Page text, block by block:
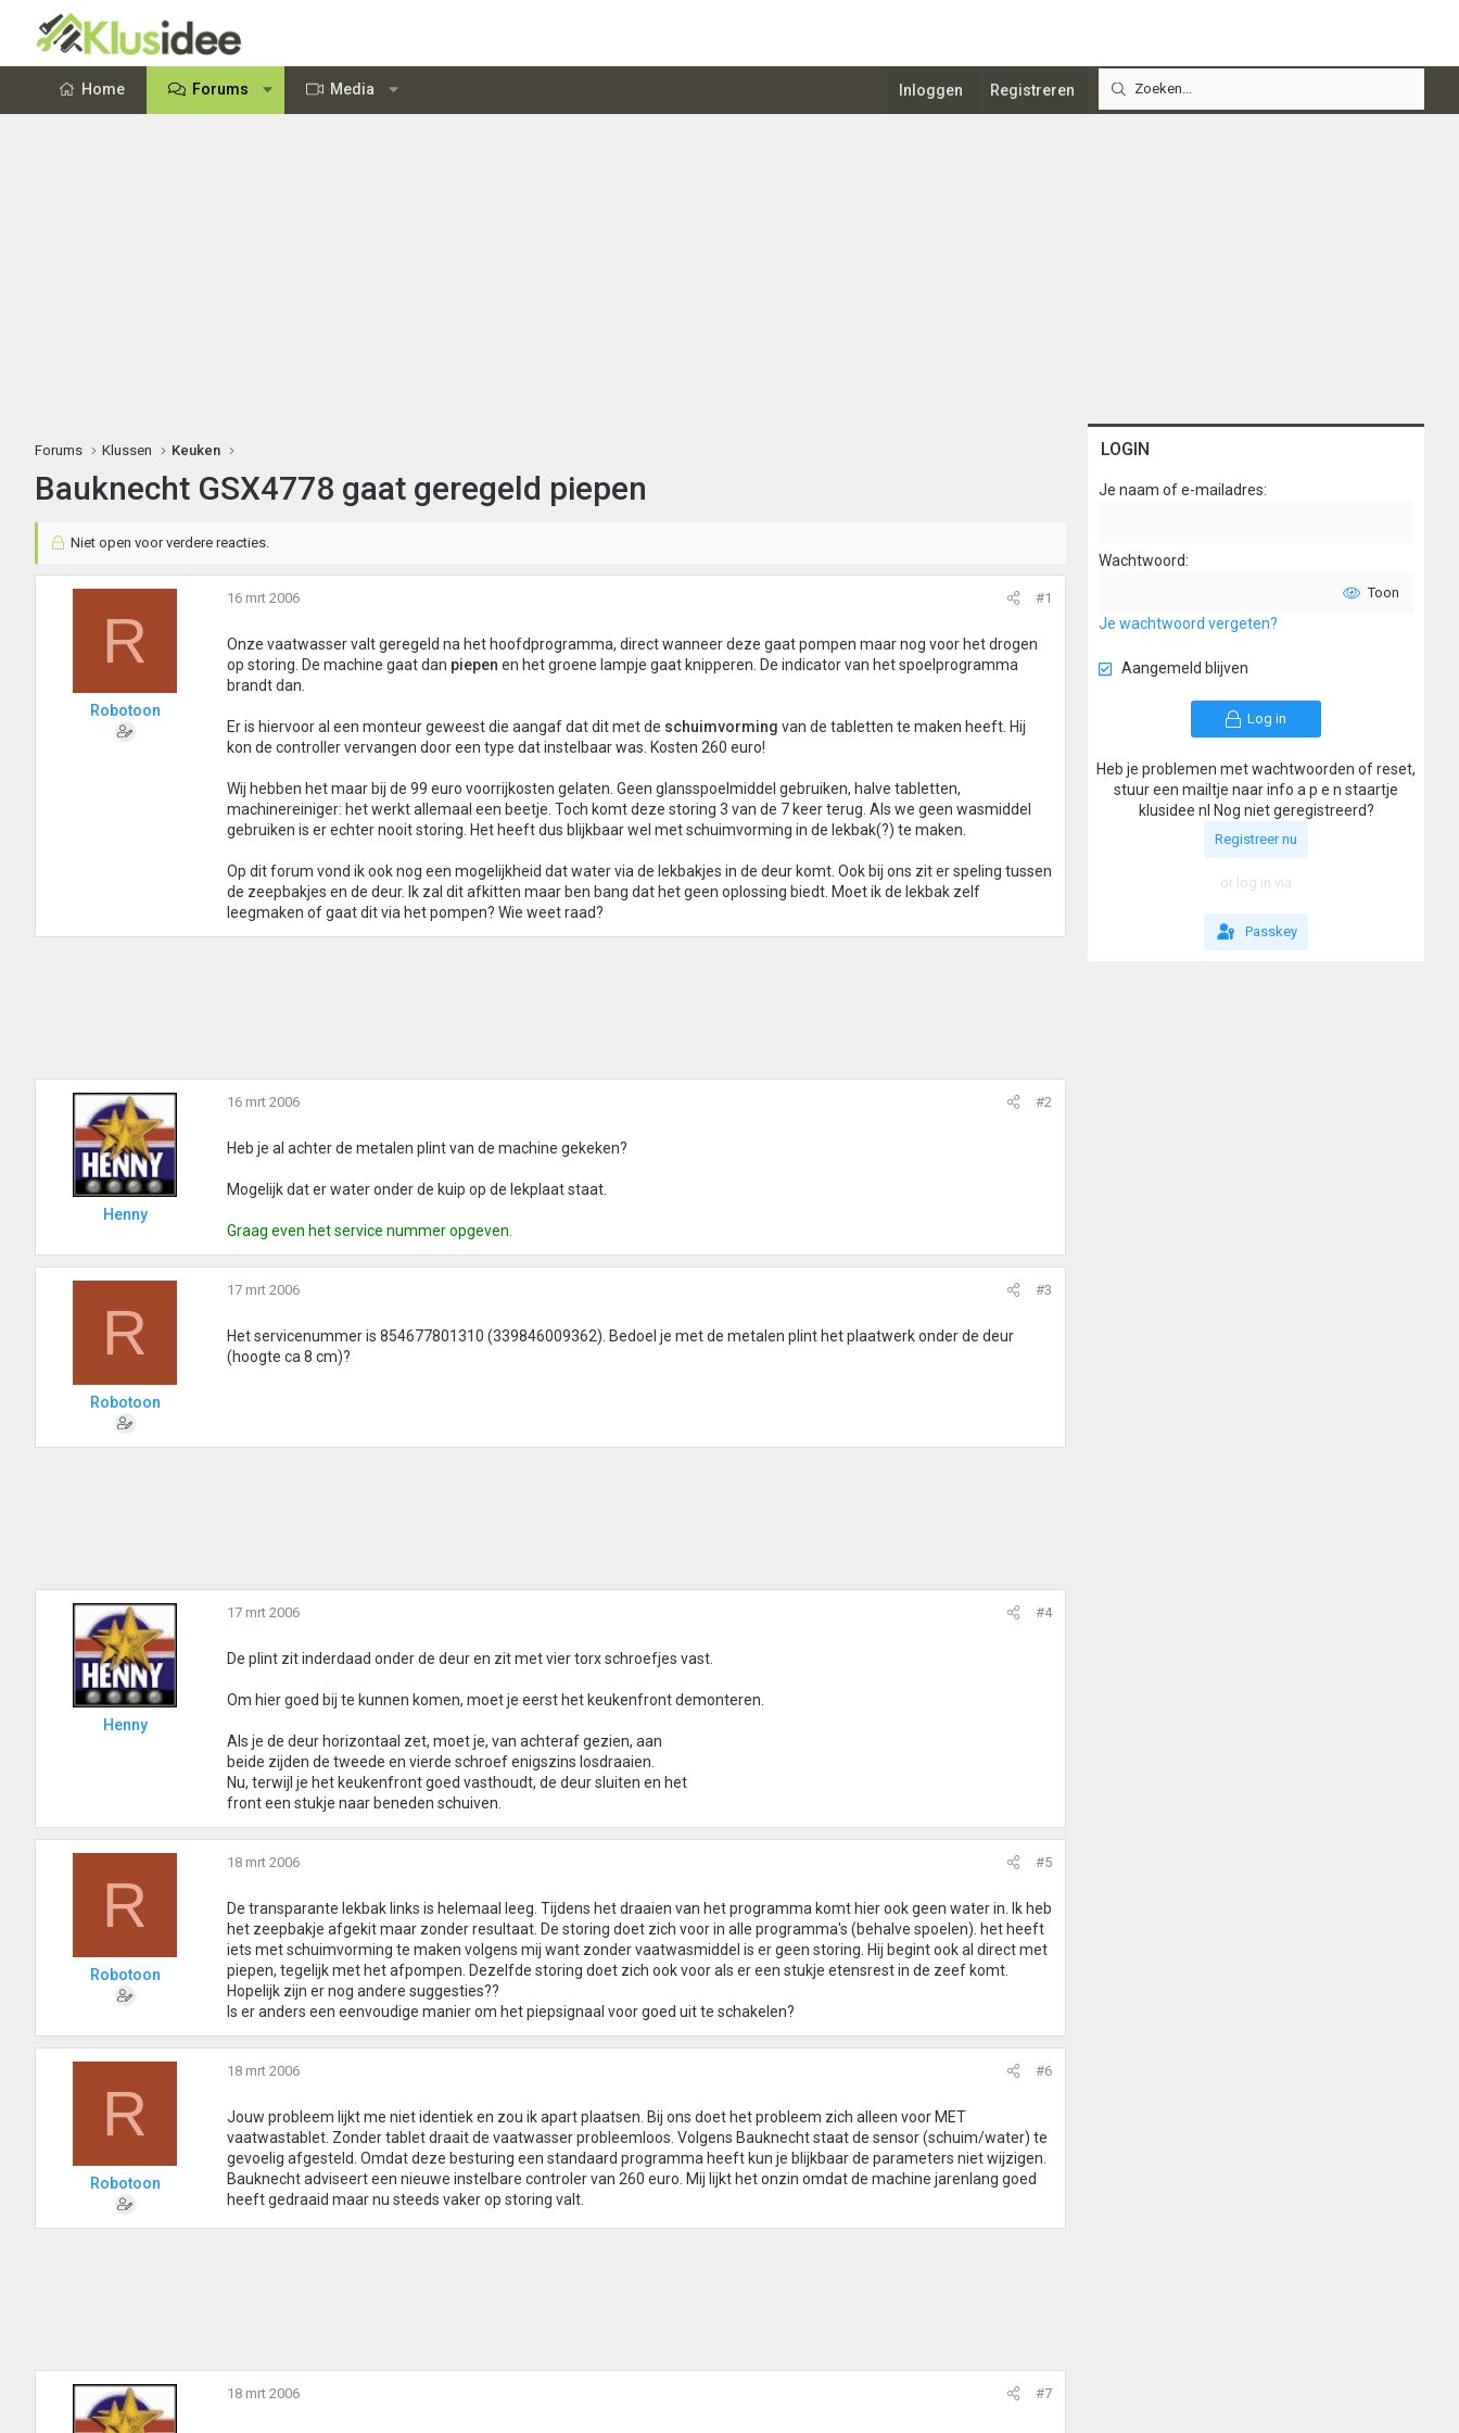
Home Forums Media Inloggen Registreren
Forums Klussen Keuken
Bauknecht GSX4778 gaat geregeld piepen
Niet open voor verdere reacties.
R
Robotoon
16 mrt 2006 #1
Onze vaatwasser valt geregeld na het hoofdprogramma, direct wanneer deze gaat pompen maar nog voor het drogen
op storing. De machine gaat dan piepen en het groene lampje gaat knipperen. De indicator van het spoelprogramma
brandt dan.
Er is hiervoor al een monteur geweest die aangaf dat dit met de schuimvorming van de tabletten te maken heeft. Hij
kon de controller vervangen door een type dat instelbaar was. Kosten 260 euro!
Wij hebben het maar bij de 99 euro voorrijkosten gelaten. Geen glansspoelmiddel gebruiken, halve tabletten,
machinereiniger: het werkt allemaal een beetje. Toch komt deze storing 3 van de 7 keer terug. Als we geen wasmiddel
gebruiken is er echter nooit storing. Het heeft dus blijkbaar wel met schuimvorming in de lekbak(?) te maken.
Op dit forum vond ik ook nog een mogelijkheid dat water via de lekbakjes in de deur komt. Ook bij ons zit er speling tussen
de zeepbakjes en de deur. Ik zal dit afkitten maar ben bang dat het geen oplossing biedt. Moet ik de lekbak zelf
leegmaken of gaat dit via het pompen? Wie weet raad?
Henny
16 mrt 2006 #2
Heb je al achter de metalen plint van de machine gekeken?
Mogelijk dat er water onder de kuip op de lekplaat staat.
Graag even het service nummer opgeven.
R
Robotoon
17 mrt 2006 #3
Het servicenummer is 854677801310 (339846009362). Bedoel je met de metalen plint het plaatwerk onder de deur
(hoogte ca 8 cm)?
Henny
17 mrt 2006 #4
De plint zit inderdaad onder de deur en zit met vier torx schroefjes vast.
Om hier goed bij te kunnen komen, moet je eerst het keukenfront demonteren.
Als je de deur horizontaal zet, moet je, van achteraf gezien, aan
beide zijden de tweede en vierde schroef enigszins losdraaien.
Nu, terwijl je het keukenfront goed vasthoudt, de deur sluiten en het
front een stukje naar beneden schuiven.
R
Robotoon
18 mrt 2006 #5
De transparante lekbak links is helemaal leeg. Tijdens het draaien van het programma komt hier ook geen water in. Ik heb
het zeepbakje afgekit maar zonder resultaat. De storing doet zich voor in alle programma's (behalve spoelen). het heeft
iets met schuimvorming te maken volgens mij want zonder vaatwasmiddel is er geen storing. Hij begint ook al direct met
piepen, tegelijk met het afpompen. Dezelfde storing doet zich ook voor als er een stukje etensrest in de zeef komt.
Hopelijk zijn er nog andere suggesties??
Is er anders een eenvoudige manier om het piepsignaal voor goed uit te schakelen?
R
Robotoon
18 mrt 2006 #6
Jouw probleem lijkt me niet identiek en zou ik apart plaatsen. Bij ons doet het probleem zich alleen voor MET
vaatwastablet. Zonder tablet draait de vaatwasser probleemloos. Volgens Bauknecht staat de sensor (schuim/water) te
gevoelig afgesteld. Omdat deze besturing een standaard programma heeft kun je blijkbaar de parameters niet wijzigen.
Bauknecht adviseert een nieuwe instelbare controler van 260 euro. Mij lijkt het onzin omdat de machine jarenlang goed
heeft gedraaid maar nu steeds vaker op storing valt.
18 mrt 2006 #7
LOGIN
Je naam of e-mailadres
Wachtwoord
Toon
Je wachtwoord vergeten?
Aangemeld blijven
Log in
Heb je problemen met wachtwoorden of reset,
stuur een mailtje naar info a p e n staartje
klusidee nl Nog niet geregistreerd?
Registreer nu
or log in via
Passkey